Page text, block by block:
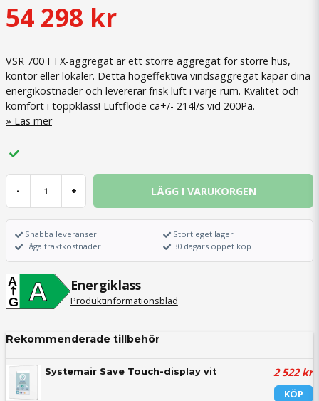
54 298 kr
VSR 700 FTX-aggregat är ett större aggregat för större hus,
kontor eller lokaler. Detta högeffektiva vindsaggregat kapar dina
energikostnader och levererar frisk luft i varje rum. Kvalitet och
komfort i toppklass! Luftflöde ca+/- 214l/s vid 200Pa.
Läs mer
- + LÄGG I VARUKORGEN
Snabba leveranser
Låga fraktkostnader
Stort eget lager
30 dagars öppet köp
A
A
G
Energiklass
Produktinformationsblad
Rekommenderade tillbehör
Systemair Save Touch-display vit 2 522 kr
KÖP